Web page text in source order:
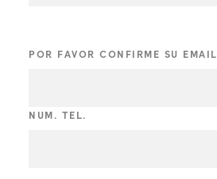
POR FAVOR CONFIRME SU EMAIL
NUM. TEL.